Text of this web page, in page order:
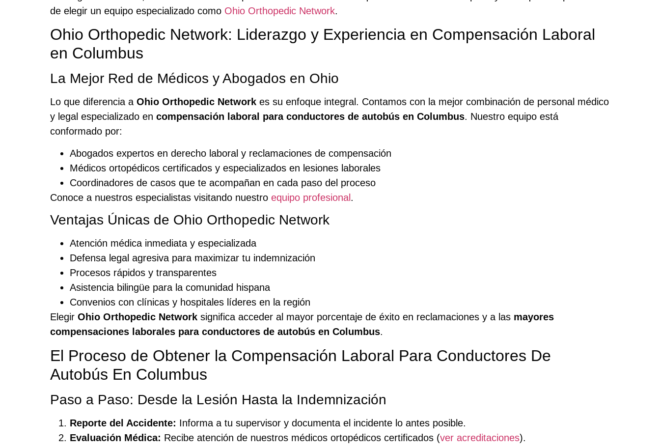
de elegir un equipo especializado como Ohio Orthopedic Network.
Ohio Orthopedic Network: Liderazgo y Experiencia en Compensación Laboral
en Columbus
La Mejor Red de Médicos y Abogados en Ohio
Lo que diferencia a Ohio Orthopedic Network es su enfoque integral. Contamos con la mejor combinación de personal médico
y legal especializado en compensación laboral para conductores de autobús en Columbus. Nuestro equipo está
conformado por:
Abogados expertos en derecho laboral y reclamaciones de compensación
Médicos ortopédicos certificados y especializados en lesiones laborales
Coordinadores de casos que te acompañan en cada paso del proceso
Conoce a nuestros especialistas visitando nuestro equipo profesional .
Ventajas Únicas de Ohio Orthopedic Network
Atención médica inmediata y especializada
Defensa legal agresiva para maximizar tu indemnización
Procesos rápidos y transparentes
Asistencia bilingüe para la comunidad hispana
Convenios con clínicas y hospitales líderes en la región
Elegir Ohio Orthopedic Network significa acceder al mayor porcentaje de éxito en reclamaciones y a las mayores
compensaciones laborales para conductores de autobús en Columbus.
El Proceso de Obtener la Compensación Laboral Para Conductores De
Autobús En Columbus
Paso a Paso: Desde la Lesión Hasta la Indemnización
Reporte del Accidente: Informa a tu supervisor y documenta el incidente lo antes posible.
Evaluación Médica: Recibe atención de nuestros médicos ortopédicos certificados (ver acreditaciones).